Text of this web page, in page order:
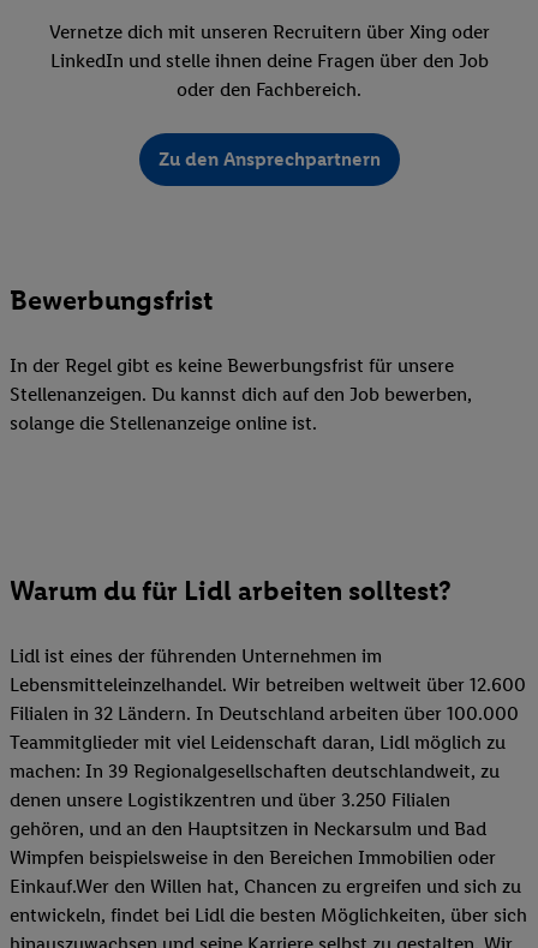
Vernetze dich mit unseren Recruitern über Xing oder
LinkedIn und stelle ihnen deine Fragen über den Job
oder den Fachbereich.
Zu den Ansprechpartnern
Bewerbungsfrist
In der Regel gibt es keine Bewerbungsfrist für unsere
Stellenanzeigen. Du kannst dich auf den Job bewerben,
solange die Stellenanzeige online ist.
Warum du für Lidl arbeiten solltest?
Lidl ist eines der führenden Unternehmen im
Lebensmitteleinzelhandel. Wir betreiben weltweit über 12.600
Filialen in 32 Ländern. In Deutschland arbeiten über 100.000
Teammitglieder mit viel Leidenschaft daran, Lidl möglich zu
machen: In 39 Regionalgesellschaften deutschlandweit, zu
denen unsere Logistikzentren und über 3.250 Filialen
gehören, und an den Hauptsitzen in Neckarsulm und Bad
Wimpfen beispielsweise in den Bereichen Immobilien oder
Einkauf.Wer den Willen hat, Chancen zu ergreifen und sich zu
entwickeln, findet bei Lidl die besten Möglichkeiten, über sich